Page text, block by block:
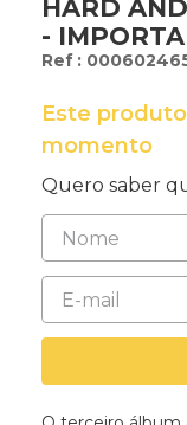
HARD
-
:
Este
momento
Quero saber